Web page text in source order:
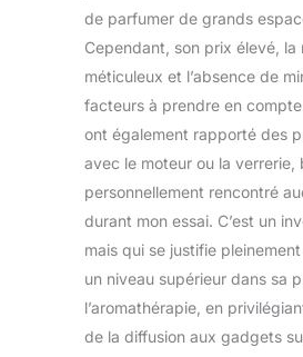
de parfumer de grands
Cependant, son prix élevé, la
méticuleux et l’absence de
facteurs à prendre en
ont également rapporté des
avec le moteur ou la verrerie,
personnellement rencontré
durant mon essai. C’est un
mais qui se justifie
un niveau supérieur dans sa
l’aromathérapie, en
de la diffusion aux gadgets